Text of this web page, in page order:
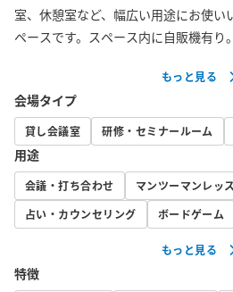
室、休憩室など、幅広い用途にお使い
ペースです。スペース内に自販機有り。
こちらのお部屋は、抗菌、抗ウィルス
る耐久性といった特徴を持つ自然素材
たデスクを使用しています。
ご予約が埋まっている場合、同じスペ
メリック」もオススメです！
https://www.spacee.jp/listings/29239
高速インターネット回線（Wi-Fi）が
等にも最適です。
もっと見る
会場タイプ
貸し会議室 研修・セミナールーム
用途
会議・打ち合わせ マンツーマンレッ
占い・カウンセリング
ボードゲーム
もっと見る
特徴